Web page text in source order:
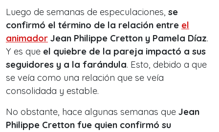
Luego de semanas de especulaciones, se
confirmó el término de la relación entre el
animador Jean Philippe Cretton y Pamela Díaz.
Y es que el quiebre de la pareja impactó a sus
seguidores y a la farándula. Esto, debido a que
se veía como una relación que se veía
consolidada y estable.
No obstante, hace algunas semanas que Jean
Philippe Cretton fue quien confirmó su